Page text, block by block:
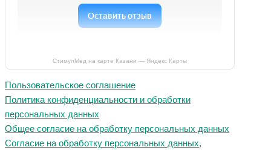
СтимулМед на карте Казани — Яндекс Карты
Пользовательское соглашение
Политика конфиденциальности и обработки
персональных данных
Общее согласие на обработку персональных данных
Согласие на обработку персональных данных,